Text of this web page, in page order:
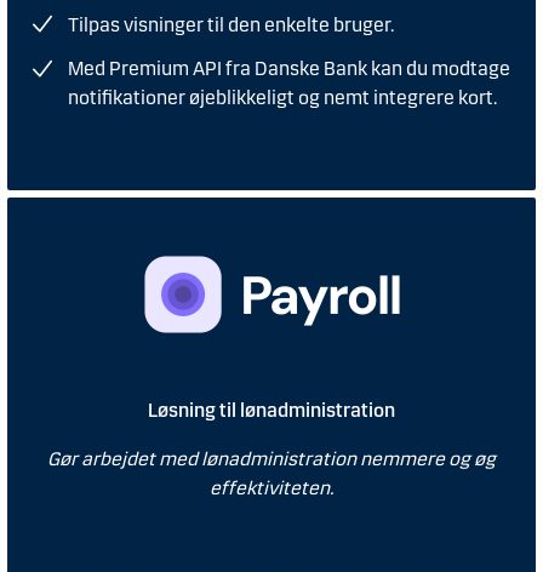
Tilpas visninger til den enkelte bruger.
Med Premium API fra Danske Bank kan du modtage
notifikationer øjeblikkeligt og nemt integrere kort.
Løsning til lønadministration
Gør arbejdet med lønadministration nemmere og øg
effektiviteten.